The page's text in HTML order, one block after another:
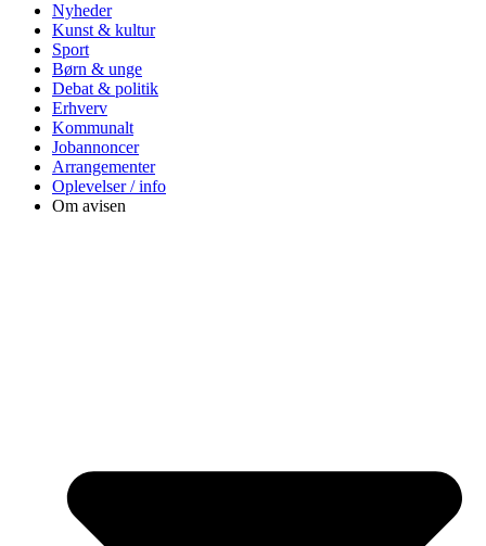
Nyheder
Kunst & kultur
Sport
Børn & unge
Debat & politik
Erhverv
Kommunalt
Jobannoncer
Arrangementer
Oplevelser / info
Om avisen